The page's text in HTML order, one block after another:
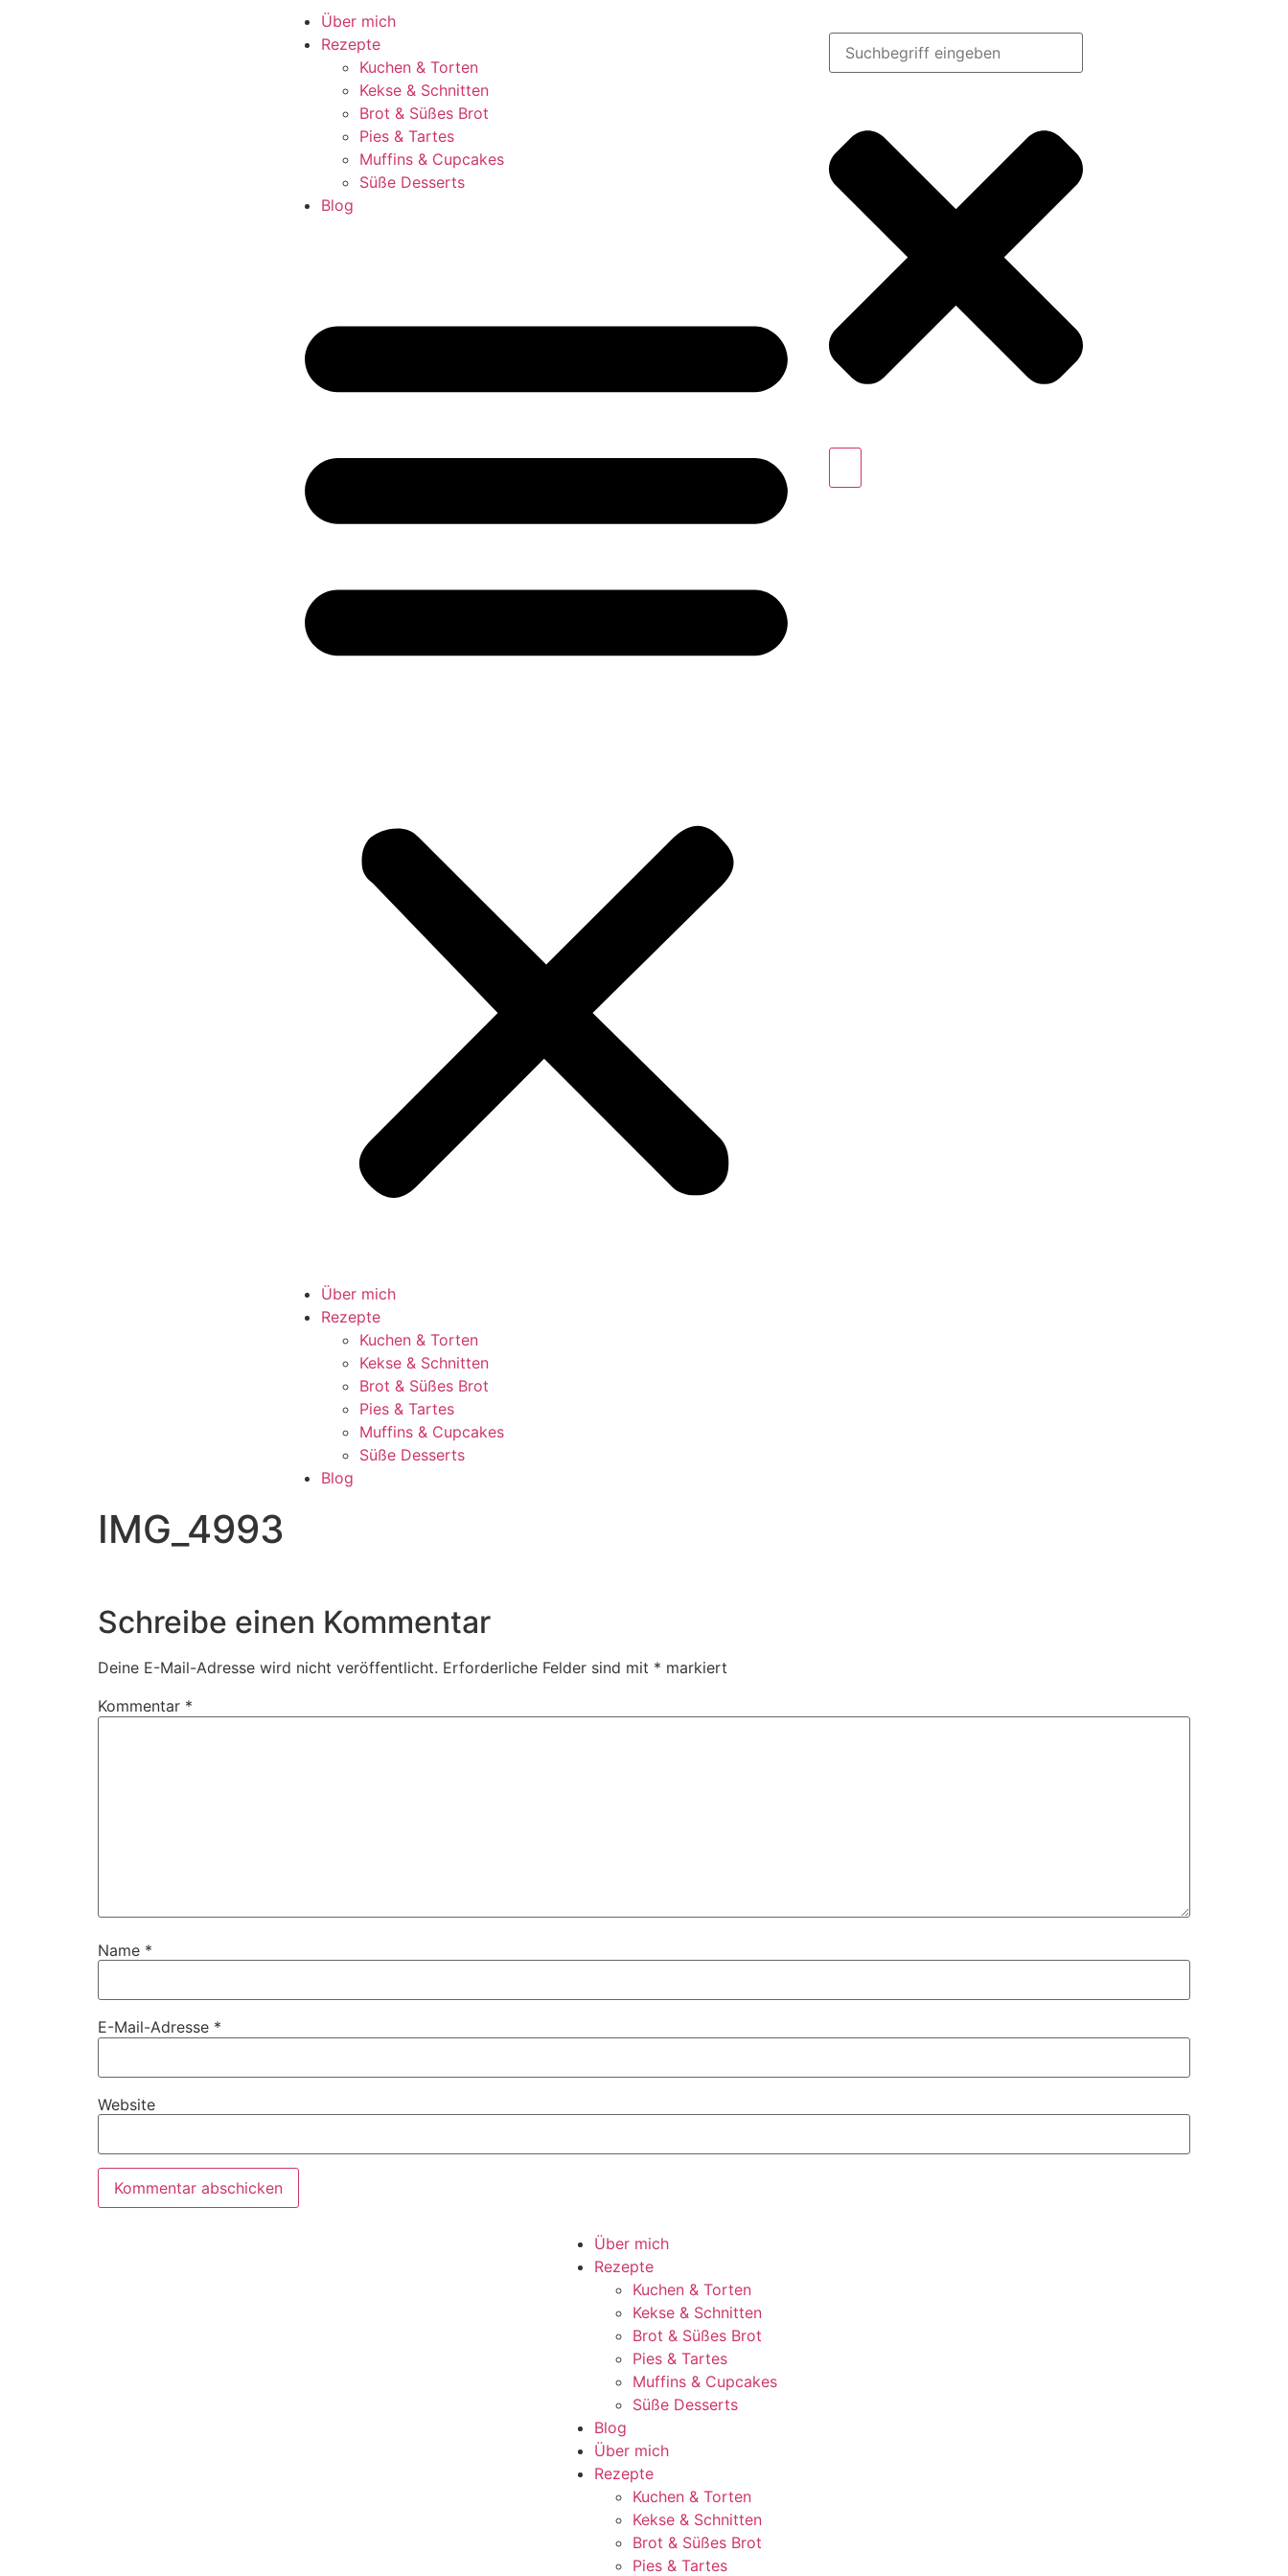
Über mich
Rezepte
Kuchen & Torten
Kekse & Schnitten
Brot & Süßes Brot
Pies & Tartes
Muffins & Cupcakes
Süße Desserts
Blog
Über mich
Rezepte
Kuchen & Torten
Kekse & Schnitten
Brot & Süßes Brot
Pies & Tartes
Muffins & Cupcakes
Süße Desserts
Blog
IMG_4993
Schreibe einen Kommentar
Deine E-Mail-Adresse wird nicht veröffentlicht. Erforderliche Felder sind mit * markiert
Kommentar *
Name *
E-Mail-Adresse *
Website
Über mich
Rezepte
Kuchen & Torten
Kekse & Schnitten
Brot & Süßes Brot
Pies & Tartes
Muffins & Cupcakes
Süße Desserts
Blog
Über mich
Rezepte
Kuchen & Torten
Kekse & Schnitten
Brot & Süßes Brot
Pies & Tartes